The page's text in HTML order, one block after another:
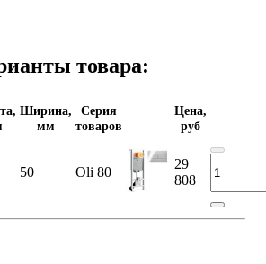
товара:
Ширина,
мм
Серия
товаров
Цена,
руб
50 Oli 80
29
808